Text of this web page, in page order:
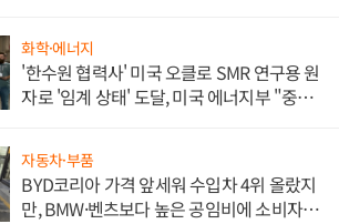
화학·에너지
'한수원 협력사' 미국 오클로 SMR 연구용 원
자로 '임계 상태' 도달, 미국 에너지부 "중요
자동차·부품
BYD코리아 가격 앞세워 수입차 4위 올랐지
만, BMW·벤츠보다 높은 공임비에 소비자